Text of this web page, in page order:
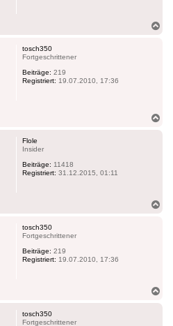
tosch350
Fortgeschrittener
Beiträge: 219
Registriert: 19.07.2010, 17:36
Flole
Insider
Beiträge: 11418
Registriert: 31.12.2015, 01:11
tosch350
Fortgeschrittener
Beiträge: 219
Registriert: 19.07.2010, 17:36
tosch350
Fortgeschrittener